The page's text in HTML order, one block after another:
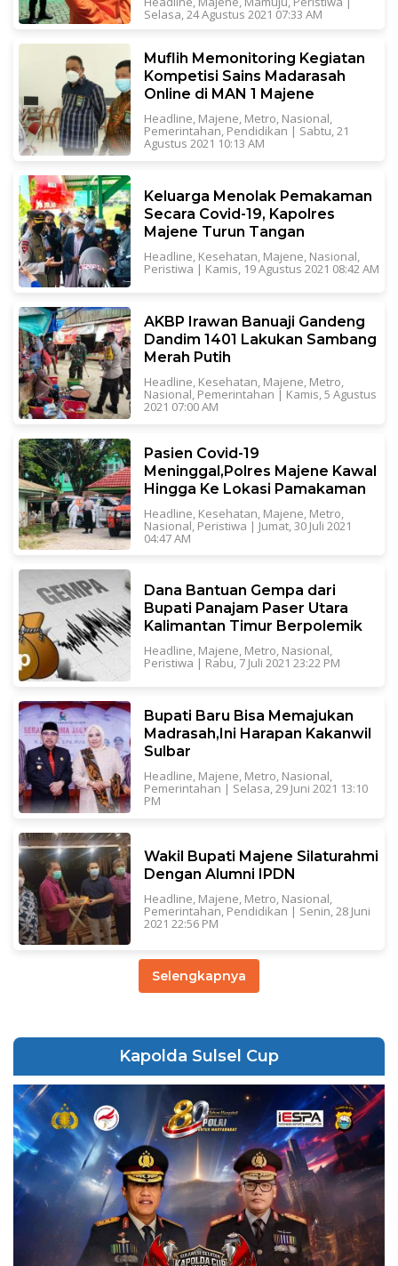
Selasa, 24 Agustus 2021 07:33 AM
Muflih Memonitoring Kegiatan
Kompetisi Sains Madarasah
Online di MAN 1 Majene
Headline, Majene, Metro, Nasional,
Pemerintahan, Pendidikan | Sabtu, 21
Agustus 2021 10:13 AM
Keluarga Menolak Pemakaman
Secara Covid-19, Kapolres
Majene Turun Tangan
Headline, Kesehatan, Majene, Nasional,
Peristiwa | Kamis, 19 Agustus 2021 08:42 AM
AKBP Irawan Banuaji Gandeng
Dandim 1401 Lakukan Sambang
Merah Putih
Headline, Kesehatan, Majene, Metro,
Nasional, Pemerintahan | Kamis, 5 Agustus
2021 07:00 AM
Pasien Covid-19
Meninggal,Polres Majene Kawal
Hingga Ke Lokasi Pamakaman
Headline Kesehatan Majene Metro
Nasional Peristiwa | Jumat, 30 Juli 2021
04:47 AM
Dana Bantuan Gempa dari
Bupati Panajam Paser Utara
Kalimantan Timur Berpolemik
Headline, Majene, Metro, Nasional,
Peristiwa | Rabu, 7 Juli 2021 23:22 PM
Bupati Baru Bisa Memajukan
Madrasah,Ini Harapan Kakanwil
Sulbar
Headline, Majene, Metro, Nasional,
Pemerintahan | Selasa, 29 Juni 2021 13:10
PM
Wakil Bupati Majene Silaturahmi
Dengan Alumni IPDN
Headline, Majene, Metro, Nasional,
Pemerintahan, Pendidikan | Senin, 28 Juni
2021 22:56 PM
Selengkapnya
Kapolda Sulsel Cup